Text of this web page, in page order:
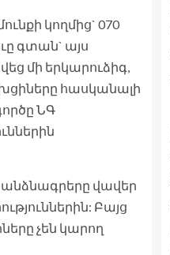
կողմից` 070
գտան` այս
մի երկարուձիգ,
հասկանալի
ՆԳ
վավեր
Բայց
չեն կարող